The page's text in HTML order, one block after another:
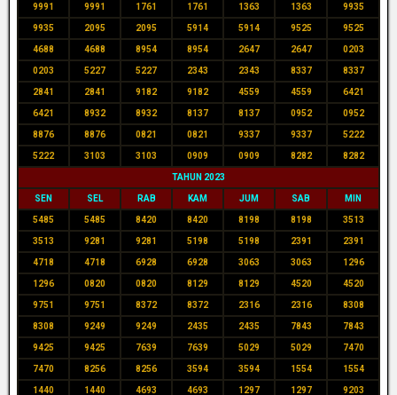
9991 9991 1761 1761 1363 1363 9935
9935 2095 2095 5914 5914 9525 9525
4688 4688 8954 8954 2647 2647 0203
0203 5227 5227 2343 2343 8337 8337
2841 2841 9182 9182 4559 4559 6421
6421 8932 8932 8137 8137 0952 0952
8876 8876 0821 0821 9337 9337 5222
5222 3103 3103 0909 0909 8282 8282
TAHUN 2023
SEN SEL RAB KAM JUM SAB MIN
5485 5485 8420 8420 8198 8198 3513
3513 9281 9281 5198 5198 2391 2391
4718 4718 6928 6928 3063 3063 1296
1296 0820 0820 8129 8129 4520 4520
9751 9751 8372 8372 2316 2316 8308
8308 9249 9249 2435 2435 7843 7843
9425 9425 7639 7639 5029 5029 7470
7470 8256 8256 3594 3594 1554 1554
1440 1440 4693 4693 1297 1297 9203